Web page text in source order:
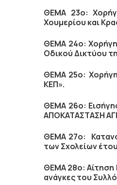
ΘΕΜΑ 23ο:
Χουμερίου και
ΘΕΜΑ 24ο:
Οδικού Δικτύου
ΘΕΜΑ 25ο:
ΚΕΠ».
ΘΕΜΑ 26ο:
ΑΠΟΚΑΤΑΣΤΑΣΗ
ΘΕΜΑ 27ο:
των Σχολείων
ΘΕΜΑ 28ο: Αίτηση
ανάγκες του